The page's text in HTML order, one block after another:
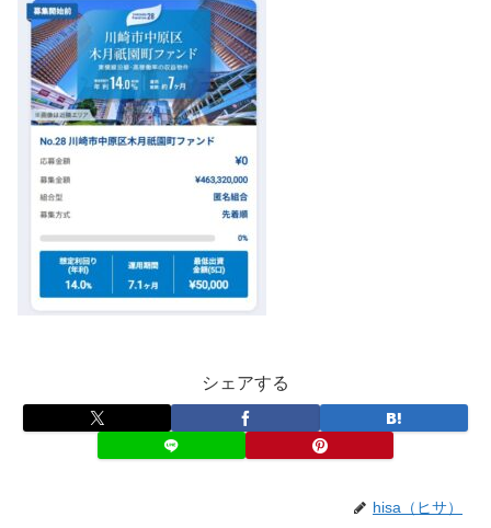
シェアする
hisa（ヒサ）